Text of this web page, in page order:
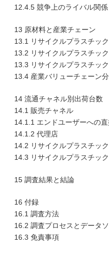
12.4.5 競争上のライバル関係
13 原材料と産業チェーン
13.1 リサイクルプラスチッ
13.2 リサイクルプラスチッ
13.3 リサイクルプラスチッ
13.4 産業バリューチェーン
14 流通チャネル別出荷台数
14.1 販売チャネル
14.1.1 エンドユーザーへの
14.1.2 代理店
14.2 リサイクルプラスチッ
14.3 リサイクルプラスチッ
15 調査結果と結論
16 付録
16.1 調査方法
16.2 調査プロセスとデータ
16.3 免責事項